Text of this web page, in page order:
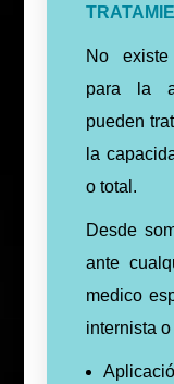
No
para la
pueden
la
o total.
Desde
ante
medico
internista